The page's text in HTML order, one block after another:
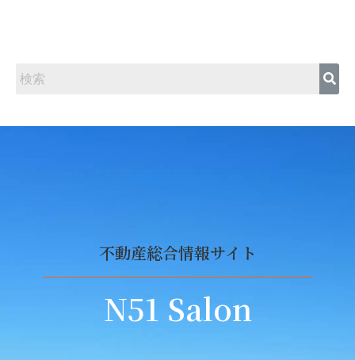
不動産総合情報サイト
N51 Salon